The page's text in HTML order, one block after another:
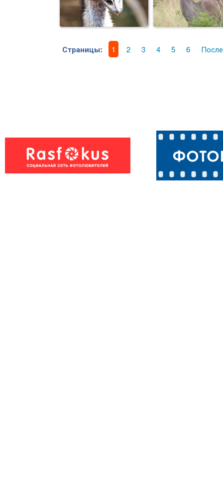
Скучаю по маме.
Крик чаек
равниной
Смотрю...
Страницы: 1 2 3 4 5 6